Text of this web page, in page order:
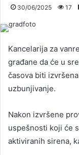
30/06/2025 17
Kancelarija za
građane da će u
časova biti
uzbunjivanje.
Nakon izvršene
uspešnosti koji će
aktiviranih sirena,